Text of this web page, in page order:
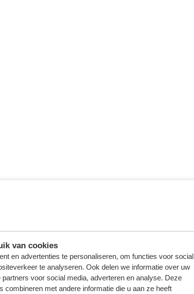
van cookies
en advertenties te personaliseren, om functies voor social
te analyseren. Ook delen we informatie over uw
voor social media, adverteren en analyse. Deze
combineren met andere informatie die u aan ze heeft